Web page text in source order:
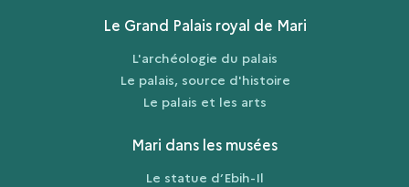
Le Grand Palais royal de Mari
L'archéologie du palais
Le palais, source d'histoire
Le palais et les arts
Mari dans les musées
Le statue d’Ebih-Il